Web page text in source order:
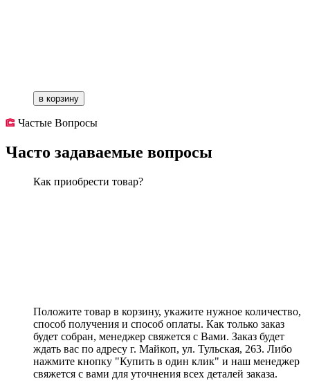
в корзину
Частые Вопросы
Часто задаваемые вопросы
Как приобрести товар?
Положите товар в корзину, укажите нужное количество,
способ получения и способ оплаты. Как только заказ
будет собран, менеджер свяжется с Вами. Заказ будет
ждать вас по адресу г. Майкоп, ул. Тульская, 263. Либо
нажмите кнопку "Купить в один клик" и наш менеджер
свяжется с вами для уточнения всех деталей заказа.